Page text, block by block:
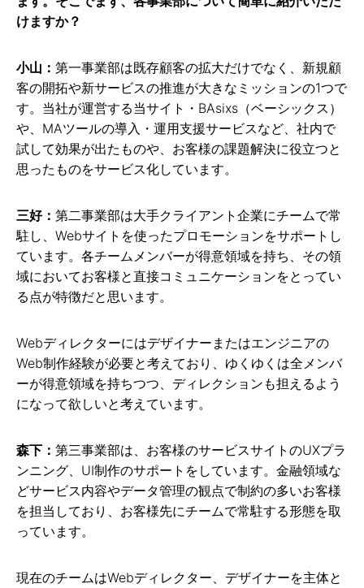
けますか？
小山： 第一事業部は既存顧客の拡大だけでなく、新規顧
客の開拓や新サービスの推進が大きなミッションの1つで
す。当社が運営する当サイト・BAsixs（ベーシックス）
や、MAツールの導入・運用支援サービスなど、社内で
試して効果が出たものや、お客様の課題解決に役立つと
思ったものをサービス化しています。
三好： 第二事業部は大手クライアント企業にチームで常
駐し、Webサイトを使ったプロモーションをサポートし
ています。各チームメンバーが得意領域を持ち、その領
域においてお客様と直接コミュニケーションをとってい
る点が特徴だと思います。
Webディレクターにはデザイナーまたはエンジニアの
Web制作経験が必要と考えており、ゆくゆくは全メンバ
ーが得意領域を持ちつつ、ディレクションも担えるよう
になって欲しいと考えています。
森下： 第三事業部は、お客様のサービスサイトのUXプラ
ンニング、UI制作のサポートをしています。金融領域な
どサービス内容やデータ管理の観点で制約の多いお客様
を担当しており、お客様先にチームで常駐する形態を取
っています。
現在のチームはWebディレクター、デザイナーを主体と